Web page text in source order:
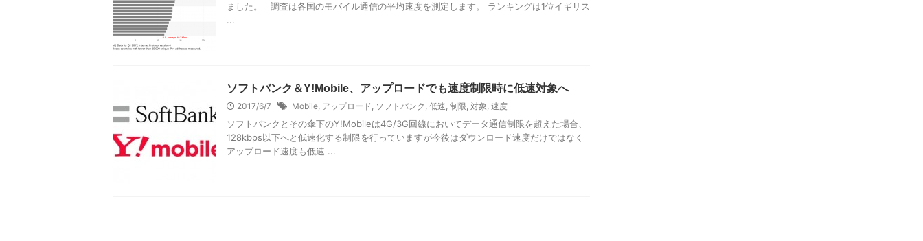
ました。 調査は各国のモバイル通信の平均速度を測定します。 ランキングは1位イギリス
...
ソフトバンク＆Y!Mobile、アップロードでも速度制限時に低速対象へ
2017/6/7 Mobile, アップロード, ソフトバンク , 低速, 制限, 対象, 速度
ソフトバンクとその傘下のY!Mobileは4G/3G回線においてデータ通信制限を超えた場合、
128kbps以下へと低速化する制限を行っていますが今後はダウンロード速度だけではなく
アップロード速度も低速 ...